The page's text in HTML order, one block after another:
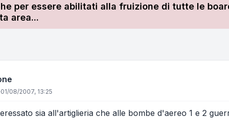
per essere abilitati alla fruizione di tutte le
area...
01/08/2007, 13:25
sia all'artiglieria che alle bombe d'aereo 1 e 2